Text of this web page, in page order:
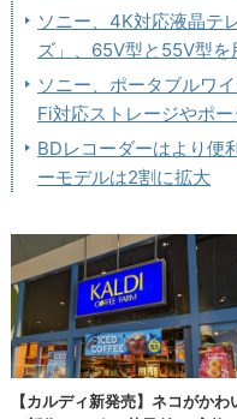
ソニー、4K対応液晶テ
ズ」、65V型と55V型を
ソニー、ポータブルワ
Fi対応ストレージやポ
BDレコーダーはより
ーモデルは2割に拡大